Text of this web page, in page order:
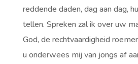
reddende daden, dag aan dag,
tellen. Spreken zal ik over uw
God, de rechtvaardigheid
u onderwees mij van jongs af